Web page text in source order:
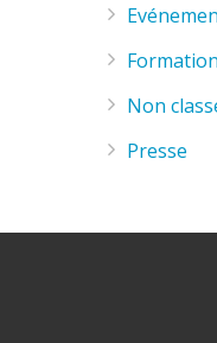
Formation
Non
Presse